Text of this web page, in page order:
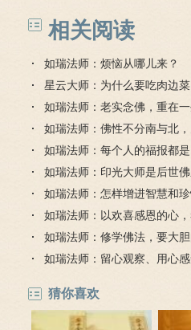
相关阅读
如瑞法师：烦恼从哪儿来？
星云大师：为什么要吃肉边菜
如瑞法师：老实念佛，重在
佛
如瑞法师：佛性不分南与北
广修福慧获法喜
如瑞法师：每个人的福报都
如瑞法师：印光大师是后世
如瑞法师：怎样增进智慧和
福慧双修？
如瑞法师：以欢喜感恩的心
如瑞法师：修学佛法，要大
如瑞法师：留心观察、用心
猜你喜欢